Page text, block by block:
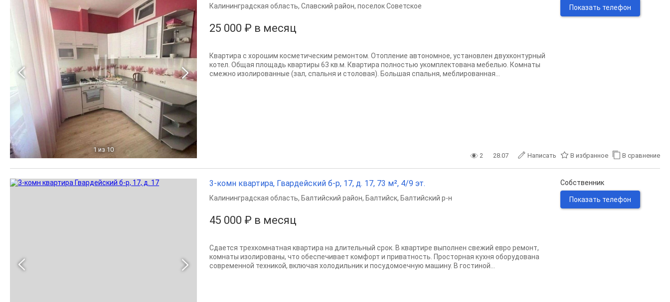
1 из 10
25 000 ₽ в месяц
Калининградская область, Славский район, поселок Советское
Квартира с хорошим косметическим ремонтом. Отопление автономное, установлен двухконтурный
котел. Общая площадь квартиры 63 кв.м. Квартира полностью укомплектована мебелью. Комнаты
смежно изолированные (зал, спальня и столовая). Большая спальня, меблированная...
Показать телефон
2 28.07 Написать В избранное В сравнение
3-комн квартира, Гвардейский б-р, 17, д. 17, 73 м², 4/9 эт.
45 000 ₽ в месяц
Калининградская область, Балтийский район, Балтийск, Балтийский р-н
Сдается трехкомнатная квартира на длительный срок. В квартире выполнен свежий евро ремонт,
комнаты изолированы, что обеспечивает комфорт и приватность. Просторная кухня оборудована
современной техникой, включая холодильник и посудомоечную машину. В гостиной...
Собственник
Показать телефон